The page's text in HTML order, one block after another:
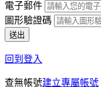
電子郵件
圖形驗證碼
送出
回到登入
查無帳號建立專屬帳號